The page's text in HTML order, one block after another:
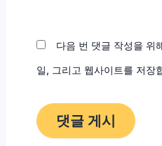
다음 번 댓글 작성을 위
일, 그리고 웹사이트를 저장